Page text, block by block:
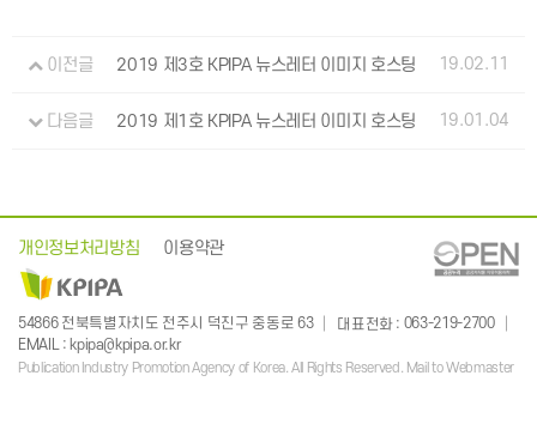
이전글 2019 제3호 KPIPA 뉴스레터 이미지 호스팅 19.02.11
다음글 2019 제1호 KPIPA 뉴스레터 이미지 호스팅 19.01.04
개인정보처리방침 이용약관
54866 전북특별자치도 전주시 덕진구 중동로 63 대표전화: 063-219-2700
EMAIL
:kpipa@kpipa.or.kr
Publication Industry Promotion Agency of Korea. All Rights Reserved. Mail to Webmaster